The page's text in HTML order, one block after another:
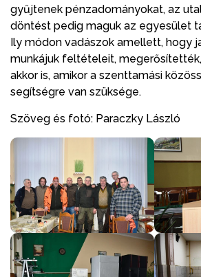
gyűjtenek pénzadományokat, az
döntést pedig maguk az egyesület
Ily módon vadászok amellett, hogy
munkájuk feltételeit,
akkor is, amikor a szenttamási
segítségre van szüksége.
Szöveg és fotó: Paraczky László